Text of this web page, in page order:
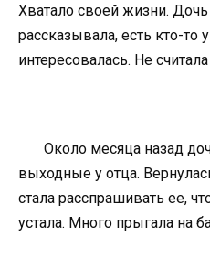
Хватало своей жизни.
рассказывала, есть кто-то
интересовалась. Не
Около месяца назад
выходные у отца.
стала расспрашивать ее,
устала. Много прыгала на